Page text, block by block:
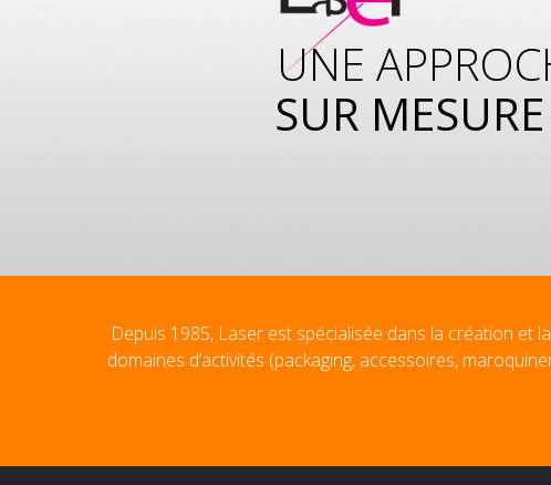
SUR MESURE
UNE
Depuis 1985, Laser est spécialisée dans la création et
domaines d’activités (packaging, accessoires,